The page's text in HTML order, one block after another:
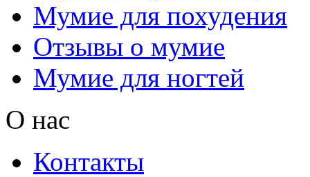
Мумие для похудения
Отзывы о мумие
Мумие для ногтей
О нас
Контакты